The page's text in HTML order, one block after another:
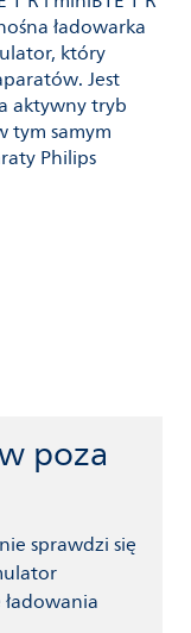
ładowarka
który
Jest
aktywny tryb
tym samym
Philips
poza
sprawdzi się